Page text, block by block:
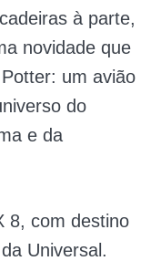
à parte,
novidade que
um avião
do
e da
8, com destino
Universal.